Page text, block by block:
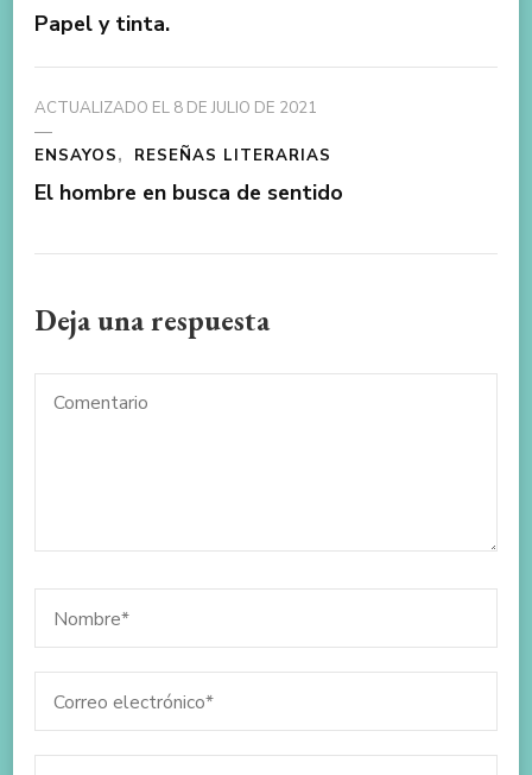
Papel y tinta.
ACTUALIZADO EL 8 DE JULIO DE 2021
ENSAYOS RESEÑAS LITERARIAS
El hombre en busca de sentido
Deja una respuesta